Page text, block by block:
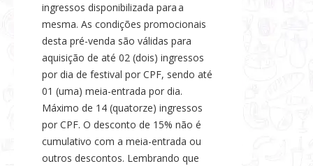
ingressos disponibilizada para a
mesma. As condições promocionais
desta pré-venda são válidas para
aquisição de até 02 (dois) ingressos
por dia de festival por CPF, sendo até
01 (uma) meia-entrada por dia.
Máximo de 14 (quatorze) ingressos
por CPF. O desconto de 15% não é
cumulativo com a meia-entrada ou
outros descontos. Lembrando que